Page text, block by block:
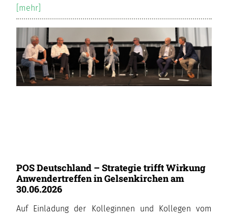
[mehr]
POS Deutschland – Strategie trifft Wirkung
Anwendertreffen in Gelsenkirchen am
30.06.2026
Auf Einladung der Kolleginnen und Kollegen vom